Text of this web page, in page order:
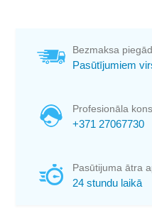
Bezmaksa
Pasūtījumiem
Profesionāla
+371 27067730
Pasūtijuma ātra
24 stundu laikā